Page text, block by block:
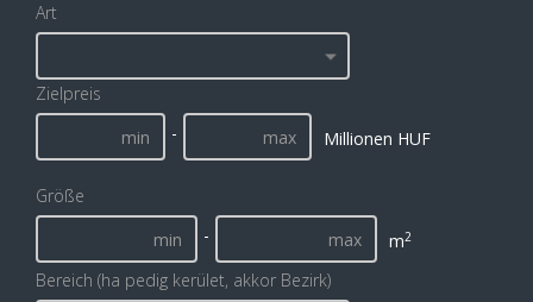
Art
Zielpreis
-
Millionen HUF
Größe
-
m2
Bereich (ha pedig kerület, akkor Bezirk)